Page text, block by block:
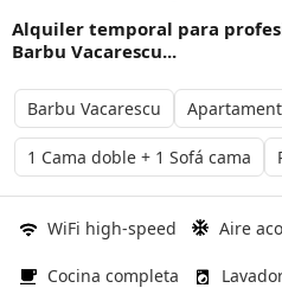
Alquiler temporal para
Barbu Vacarescu...
Barbu Vacarescu
1 Cama doble + 1 Sofá cama
WiFi high-speed Aire
Cocina completa